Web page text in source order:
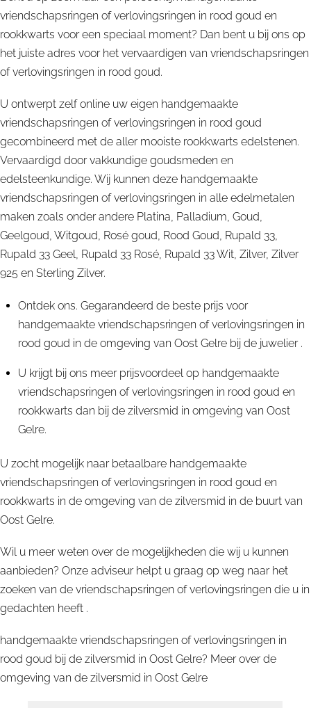
vriendschapsringen of verlovingsringen in rood goud en
rookkwarts voor een speciaal moment? Dan bent u bij ons op
het juiste adres voor het vervaardigen van vriendschapsringen
of verlovingsringen in rood goud.
U ontwerpt zelf online uw eigen handgemaakte
vriendschapsringen of verlovingsringen in rood goud
gecombineerd met de aller mooiste rookkwarts edelstenen.
Vervaardigd door vakkundige goudsmeden en
edelsteenkundige. Wij kunnen deze handgemaakte
vriendschapsringen of verlovingsringen in alle edelmetalen
maken zoals onder andere Platina, Palladium, Goud,
Geelgoud, Witgoud, Rosé goud, Rood Goud, Rupald 33,
Rupald 33 Geel, Rupald 33 Rosé, Rupald 33 Wit, Zilver, Zilver
925 en Sterling Zilver.
Ontdek ons. Gegarandeerd de beste prijs voor
handgemaakte vriendschapsringen of verlovingsringen in
rood goud in de omgeving van Oost Gelre bij de juwelier .
U krijgt bij ons meer prijsvoordeel op handgemaakte
vriendschapsringen of verlovingsringen in rood goud en
rookkwarts dan bij de zilversmid in omgeving van Oost
Gelre.
U zocht mogelijk naar betaalbare handgemaakte
vriendschapsringen of verlovingsringen in rood goud en
rookkwarts in de omgeving van de zilversmid in de buurt van
Oost Gelre.
Wil u meer weten over de mogelijkheden die wij u kunnen
aanbieden? Onze adviseur helpt u graag op weg naar het
zoeken van de vriendschapsringen of verlovingsringen die u in
gedachten heeft .
handgemaakte vriendschapsringen of verlovingsringen in
rood goud bij de zilversmid in Oost Gelre? Meer over de
omgeving van de zilversmid in Oost Gelre